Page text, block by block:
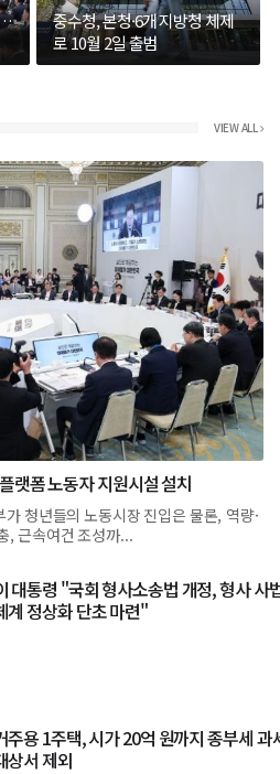
…
중수청, 본청·6개 지방청 체제
로 10월 2일 출범
VIEW ALL
랫폼 노동자 지원시설 설치
청년들의 노동시장 진입은 물론, 역량·
, 근속여건 조성까...
대통령 "국회 형사소송법 개정, 형사 사
계 정상화 단초 마련"
주용 1주택, 시가 20억 원까지 종부세 과
상서 제외